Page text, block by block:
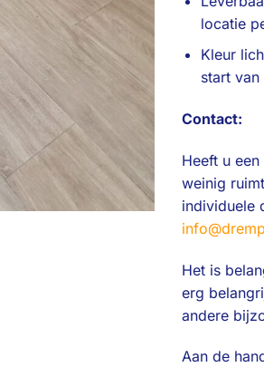
locatie
Kleur
start
Contact:
Heeft u
weinig
individuele
Het is
erg
andere
Aan de